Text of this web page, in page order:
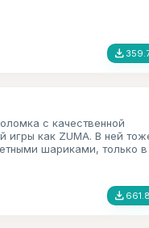
file_download
с качественной
игры как ZUMA. В ней
шариками, только в
file_download